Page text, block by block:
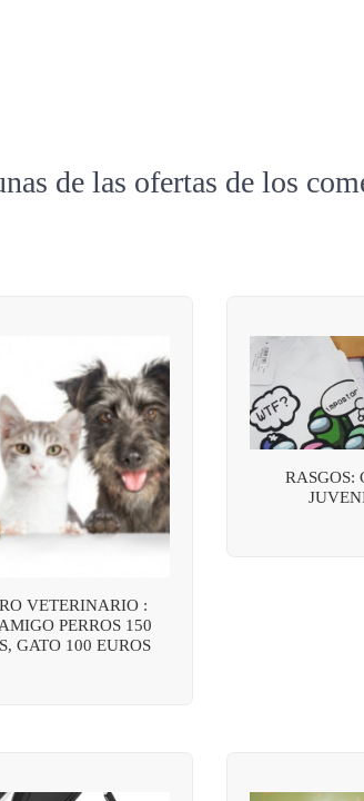
de las ofertas de los
VETERINARIO :
PERROS 150
GATO 100 EUROS
RASGOS: